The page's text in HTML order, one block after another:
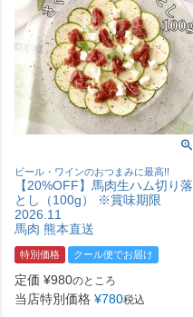
ビール・ワインのおつまみに最高!!
【20%OFF】馬肉生ハム切り落
とし（100g） ※賞味期限
2026.11
馬肉 熊本直送
特別価格 クール便でお届け
定価 ¥980のところ
当店特別価格 ¥780税込